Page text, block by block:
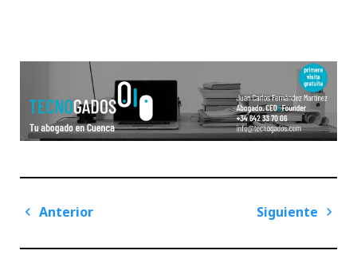
Navegación
entradas
Anterior
Siguiente